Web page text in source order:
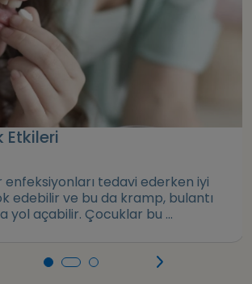
tedavi ederken iyi
edebilir ve bu da kramp, bulantı
yol açabilir. Çocuklar bu ...